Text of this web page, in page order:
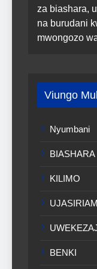
za biashara,
na burudani
mwongozo
Viungo
Nyumbani
BIASHARA
KILIMO
BENKI